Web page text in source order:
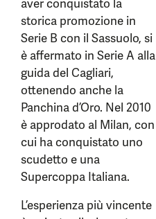
aver conquistato la
storica promozione in
Serie B con il Sassuolo, si
è affermato in Serie A alla
guida del Cagliari,
ottenendo anche la
Panchina d’Oro. Nel 2010
è approdato al Milan, con
cui ha conquistato uno
scudetto e una
Supercoppa Italiana.
L’esperienza più vincente